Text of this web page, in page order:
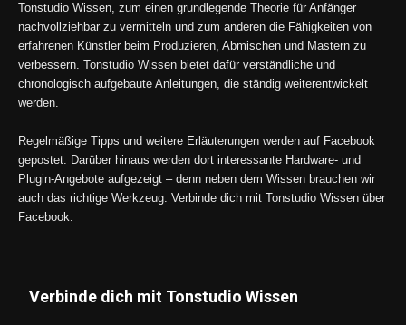
Tonstudio Wissen, zum einen grundlegende Theorie für Anfänger
nachvollziehbar zu vermitteln und zum anderen die Fähigkeiten von
erfahrenen Künstler beim Produzieren, Abmischen und Mastern zu
verbessern. Tonstudio Wissen bietet dafür verständliche und
chronologisch aufgebaute Anleitungen, die ständig weiterentwickelt
werden.
Regelmäßige Tipps und weitere Erläuterungen werden auf Facebook
gepostet. Darüber hinaus werden dort interessante Hardware- und
Plugin-Angebote aufgezeigt – denn neben dem Wissen brauchen wir
auch das richtige Werkzeug. Verbinde dich mit Tonstudio Wissen über
Facebook.
Verbinde dich mit Tonstudio Wissen